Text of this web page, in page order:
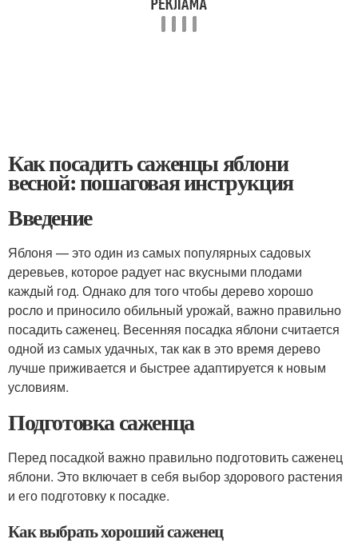
Как посадить саженцы яблони
весной: пошаговая инструкция
Введение
Яблоня — это один из самых популярных садовых
деревьев, которое радует нас вкусными плодами
каждый год. Однако для того чтобы дерево хорошо
росло и приносило обильный урожай, важно правильно
посадить саженец. Весенняя посадка яблони считается
одной из самых удачных, так как в это время дерево
лучше приживается и быстрее адаптируется к новым
условиям.
Подготовка саженца
Перед посадкой важно правильно подготовить саженец
яблони. Это включает в себя выбор здорового растения
и его подготовку к посадке.
Как выбрать хороший саженец